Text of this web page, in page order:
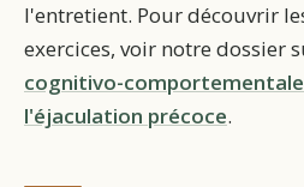
l'entretient. Pour découvrir
exercices, voir notre dossier
cognitivo-
l'éjaculation précoce.